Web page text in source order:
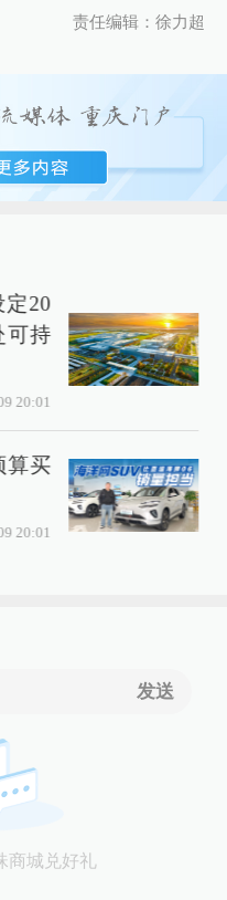
责任编辑：徐力超
值得买吗？
阿维塔11月销
历史新高
发送
商城兑好礼